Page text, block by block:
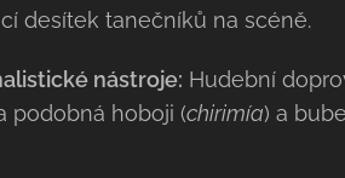
desítek tanečníků na scéně.
nástroje: Hudební
podobná hoboji (chirimía) a